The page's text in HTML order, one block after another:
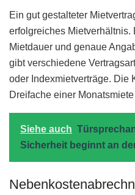
Ein gut gestalteter
erfolgreiches Mietverhältnis.
Mietdauer und genaue
gibt verschiedene
oder Indexmietverträge. Die
Dreifache einer
Siehe auch
Sicherheit beginnt an